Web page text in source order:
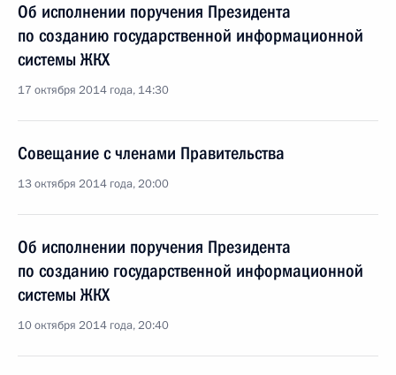
Об исполнении поручения Президента
по созданию государственной информационной
системы ЖКХ
17 октября 2014 года, 14:30
Совещание с членами Правительства
13 октября 2014 года, 20:00
Об исполнении поручения Президента
по созданию государственной информационной
системы ЖКХ
10 октября 2014 года, 20:40